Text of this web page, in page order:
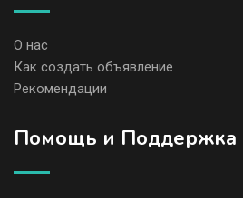
О нас
Как создать объявление
Рекомендации
Помощь и Поддержка